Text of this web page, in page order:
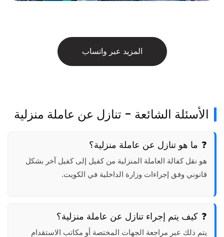
المزيد عبر واتساب
الأسئلة الشائعة - تنازل عن عاملة منزلية
ما هو تنازل عن عاملة منزلية؟
هو نقل كفالة العاملة المنزلية من كفيل إلى كفيل آخر بشكل
قانوني وفق إجراءات وزارة الداخلية في الكويت.
كيف يتم إجراء تنازل عن عاملة منزلية؟
يتم ذلك عبر مراجعة الجهات المختصة أو مكاتب الاستقدام